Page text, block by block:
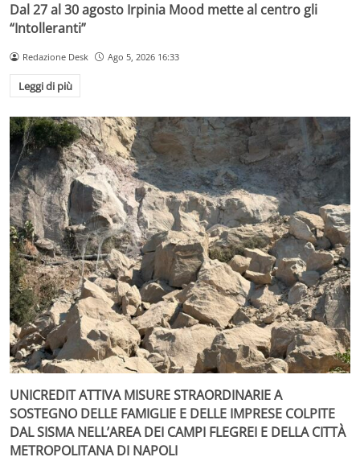
Dal 27 al 30 agosto Irpinia Mood mette al centro gli
“Intolleranti”
Redazione Desk Ago 5, 2026 16:33
Leggi di più
UNICREDIT ATTIVA MISURE STRAORDINARIE A
SOSTEGNO DELLE FAMIGLIE E DELLE IMPRESE COLPITE
DAL SISMA NELL’AREA DEI CAMPI FLEGREI E DELLA CITTÀ
METROPOLITANA DI NAPOLI